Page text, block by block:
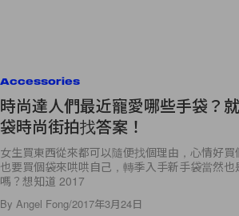
Accessories
時尚達人們最近寵愛哪些手袋？
袋時尚街拍找答案！
女生買東西從來都可以隨便找個理由，心情好
也要買個袋來哄哄自己，轉季入手新手袋當然
嗎？想知道 2017
By Angel Fong/2017年3月24日